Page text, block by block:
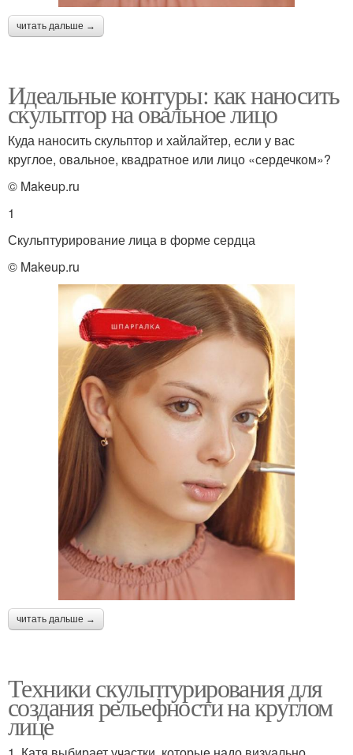
читать дальше →
Идеальные контуры: как наносить
скульптор на овальное лицо
Куда наносить скульптор и хайлайтер, если у вас
круглое, овальное, квадратное или лицо «сердечком»?
© Makeup.ru
1
Скульптурирование лица в форме сердца
© Makeup.ru
читать дальше →
Техники скульптурирования для
создания рельефности на круглом
лице